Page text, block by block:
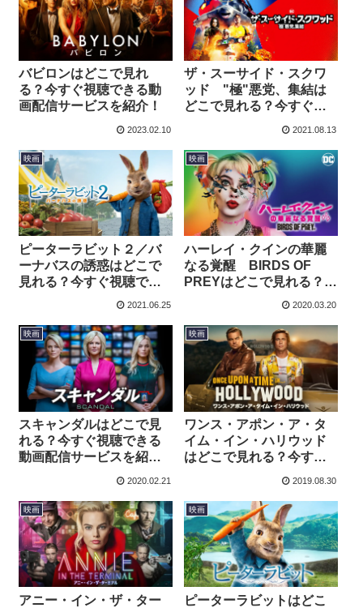
バビロンはどこで見れ
る？今すぐ視聴できる動
画配信サービスを紹介！
2023.02.10
ザ・スーサイド・スクワ
ッド "極"悪党、集結は
どこで見れる？今すぐ視
2021.08.13
映画
ピーターラビット２／バ
ーナバスの誘惑はどこで
見れる？今すぐ視聴でき
る動画配信サービスを紹
2021.06.25
映画
ハーレイ・クインの華麗
なる覚醒 BIRDS OF
PREYはどこで見れる？今
すぐ視聴できる動画配信
2020.03.20
映画
スキャンダルはどこで見
れる？今すぐ視聴できる
動画配信サービスを紹
2020.02.21
映画
ワンス・アポン・ア・タ
イム・イン・ハリウッド
はどこで見れる？今すぐ
2019.08.30
映画
アニー・イン・ザ・ター
映画
ピーターラビットはどこ